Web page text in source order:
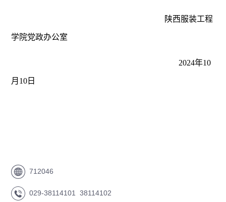
陕西服装工程
学院党政办公室
2024年10
月10日
712046
029-38114101 38114102